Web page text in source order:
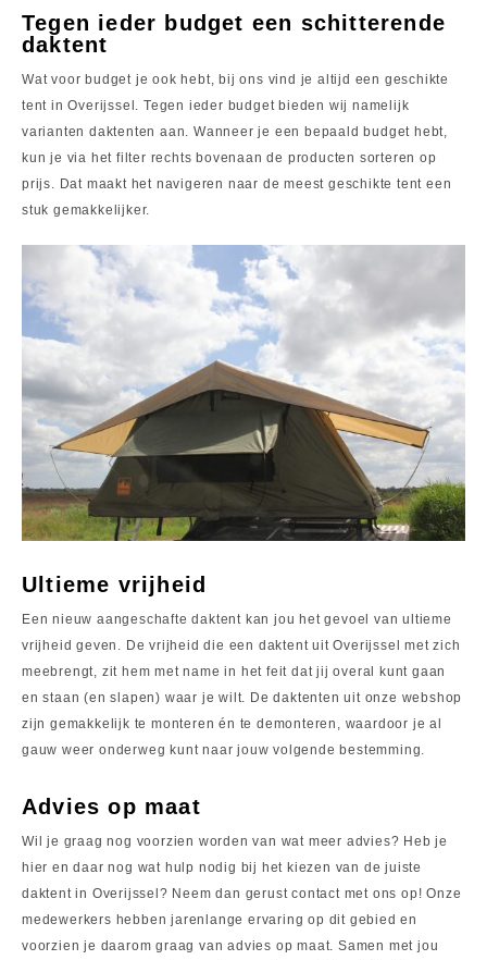
Tegen ieder budget een schitterende
daktent
Wat voor budget je ook hebt, bij ons vind je altijd een geschikte
tent in Overijssel. Tegen ieder budget bieden wij namelijk
varianten daktenten aan. Wanneer je een bepaald budget hebt,
kun je via het filter rechts bovenaan de producten sorteren op
prijs. Dat maakt het navigeren naar de meest geschikte tent een
stuk gemakkelijker.
Ultieme vrijheid
Een nieuw aangeschafte daktent kan jou het gevoel van ultieme
vrijheid geven. De vrijheid die een daktent uit Overijssel met zich
meebrengt, zit hem met name in het feit dat jij overal kunt gaan
en staan (en slapen) waar je wilt. De daktenten uit onze webshop
zijn gemakkelijk te monteren én te demonteren, waardoor je al
gauw weer onderweg kunt naar jouw volgende bestemming.
Advies op maat
Wil je graag nog voorzien worden van wat meer advies? Heb je
hier en daar nog wat hulp nodig bij het kiezen van de juiste
daktent in Overijssel? Neem dan gerust contact met ons op! Onze
medewerkers hebben jarenlange ervaring op dit gebied en
voorzien je daarom graag van advies op maat. Samen met jou